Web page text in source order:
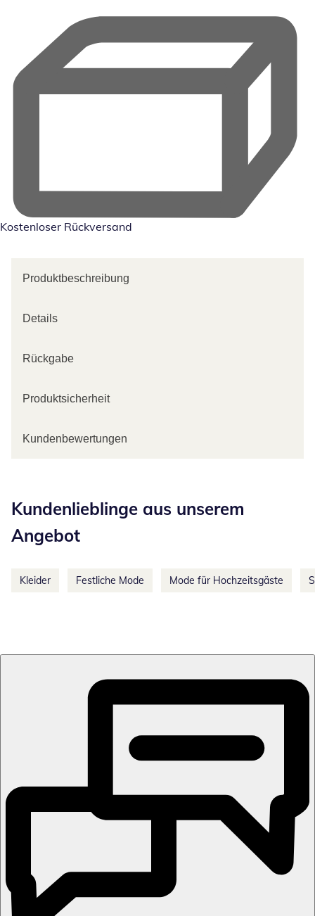
Kostenloser Rückversand
Produktbeschreibung
Details
Rückgabe
Produktsicherheit
Kundenbewertungen
Kundenlieblinge aus unserem
Angebot
Kleider Festliche Mode Mode für Hochzeitsgäste